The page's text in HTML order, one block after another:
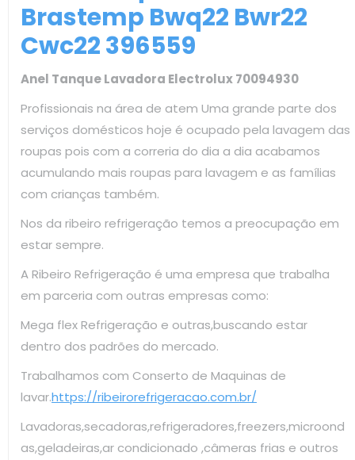
Brastemp Bwq22 Bwr22
Cwc22 396559
Anel Tanque Lavadora Electrolux 70094930
Profissionais na área de atem Uma grande parte dos
serviços domésticos hoje é ocupado pela lavagem das
roupas pois com a correria do dia a dia acabamos
acumulando mais roupas para lavagem e as famílias
com crianças também.
Nos da ribeiro refrigeração temos a preocupação em
estar sempre.
A Ribeiro Refrigeração é uma empresa que trabalha
em parceria com outras empresas como:
Mega flex Refrigeração e outras,buscando estar
dentro dos padrões do mercado.
Trabalhamos com Conserto de Maquinas de
lavar.https://ribeirorefrigeracao.com.br/
Lavadoras,secadoras,refrigeradores,freezers,microond
as,geladeiras,ar condicionado ,câmeras frias e outros